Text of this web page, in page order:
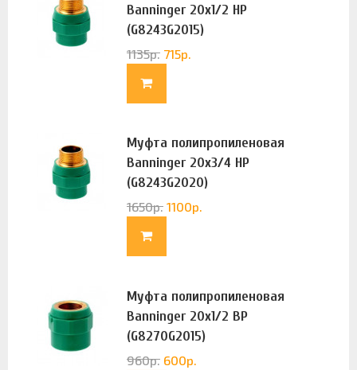
Banninger 20х1/2 НР
(G8243G2015)
1135р. 715р.
Муфта полипропиленовая
Banninger 20х3/4 НР
(G8243G2020)
1650р. 1100р.
Муфта полипропиленовая
Banninger 20х1/2 ВР
(G8270G2015)
960р. 600р.